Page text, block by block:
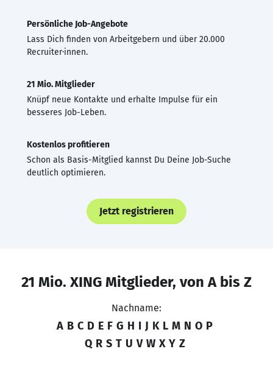
Persönliche Job-Angebote
Lass Dich finden von Arbeitgebern und über 20.000
Recruiter·innen.
21 Mio. Mitglieder
Knüpf neue Kontakte und erhalte Impulse für ein
besseres Job-Leben.
Kostenlos profitieren
Schon als Basis-Mitglied kannst Du Deine Job-Suche
deutlich optimieren.
Jetzt registrieren
21 Mio. XING Mitglieder, von A bis Z
Nachname:
A B C D E F G H I J K L M N O P
Q R S T U V W X Y Z